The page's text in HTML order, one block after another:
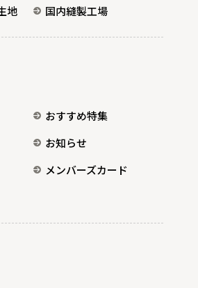
地
国内縫製工場
おすすめ特集
お知らせ
メンバーズカード